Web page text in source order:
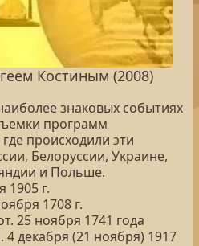
Костиным (2008)
знаковых событиях
программ
происходили эти
Белоруссии, Украине,
и Польше.
1905 г.
1708 г.
25 ноября 1741 года
декабря (21 ноября) 1917